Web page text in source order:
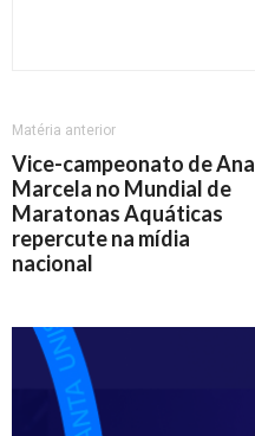
Matéria anterior
Vice-campeonato de Ana
Marcela no Mundial de
Maratonas Aquáticas
repercute na mídia
nacional